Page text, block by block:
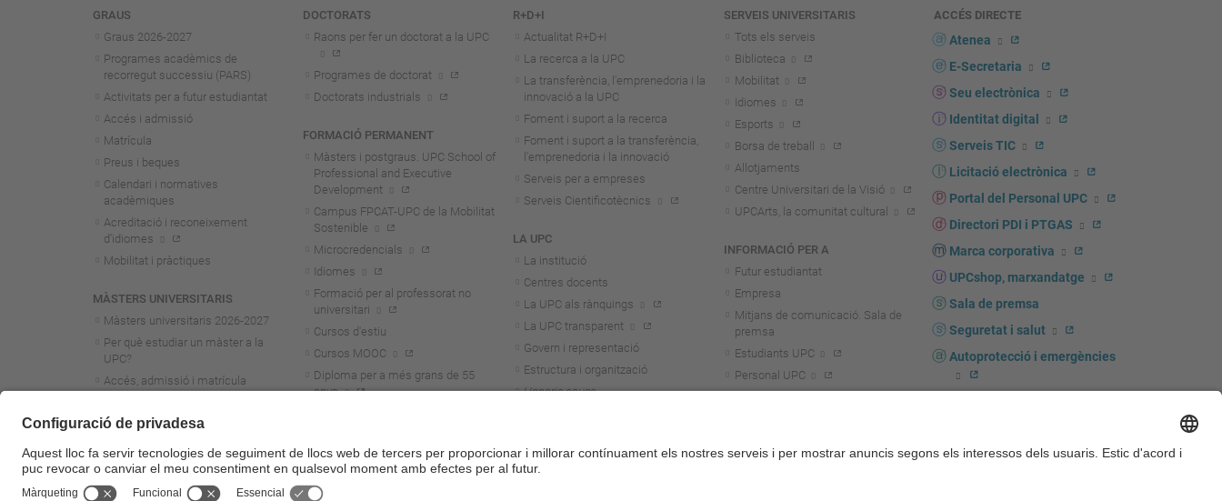
Navegació
GRAUS
Graus 2026-2027
Programes acadèmics de
recorregut successiu (PARS)
Activitats per a futur estudiantat
Accés i admissió
Matrícula
Preus i beques
Calendari i normatives
acadèmiques
Acreditació i reconeixement
d'idiomes
Mobilitat i pràctiques
MÀSTERS UNIVERSITARIS
Màsters universitaris 2026-2027
Per què estudiar un màster a la
UPC?
Accés, admissió i matrícula
Calendari i normatives
Acreditació i reconeixement
DOCTORATS
Raons per fer un doctorat a la UPC
Programes de doctorat
Doctorats industrials
FORMACIÓ PERMANENT
Màsters i postgraus. UPC School of
Professional and Executive
Development
Campus FPCAT-UPC de la Mobilitat
Sostenible
Microcredencials
Idiomes
Formació per al professorat no
universitari
Cursos d'estiu
Cursos MOOC
Diploma per a més grans de 55
anys
R+D+I
Actualitat R+D+I
La recerca a la UPC
La transferència, l'emprenedoria i la
innovació a la UPC
Foment i suport a la recerca
Foment i suport a la transferència,
l'emprenedoria i la innovació
Serveis per a empreses
Serveis Cientificotècnics
LA UPC
La institució
Centres docents
La UPC als rànquings
La UPC transparent
Govern i representació
Estructura i organització
Honoris causa
SERVEIS UNIVERSITARIS
Tots els serveis
Biblioteca
Mobilitat
Idiomes
Esports
Borsa de treball
Allotjaments
Centre Universitari de la Visió
UPCArts, la comunitat cultural
INFORMACIÓ PER A
Futur estudiantat
Empresa
Mitjans de comunicació. Sala de
premsa
Estudiants UPC
Personal UPC
ACCÉS DIRECTE
Atenea
E-Secretaria
Seu electrònica
Identitat digital
Serveis TIC
Licitació electrònica
Portal del Personal UPC
Directori PDI i PTGAS
Marca corporativa
UPCshop, marxandatge
Sala de premsa
Seguretat i salut
Autoprotecció i emergències